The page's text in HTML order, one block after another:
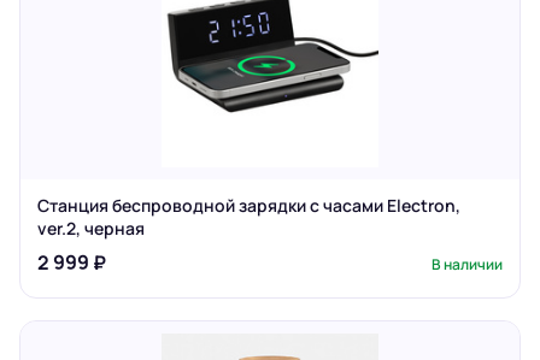
Станция беспроводной зарядки с часами Electron,
ver.2, черная
2 999 ₽ В наличии